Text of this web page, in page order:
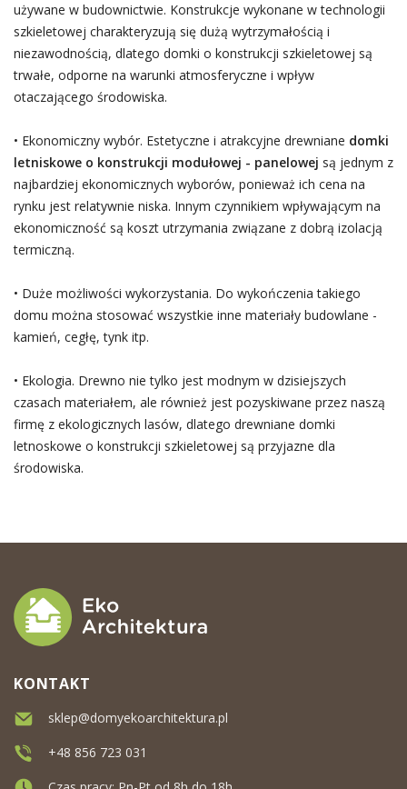
używane w budownictwie. Konstrukcje wykonane w technologii
szkieletowej charakteryzują się dużą wytrzymałością i
niezawodnością, dlatego domki o konstrukcji szkieletowej są
trwałe, odporne na warunki atmosferyczne i wpływ
otaczającego środowiska.
• Ekonomiczny wybór. Estetyczne i atrakcyjne drewniane domki
letniskowe o konstrukcji modułowej - panelowej są jednym z
najbardziej ekonomicznych wyborów, ponieważ ich cena na
rynku jest relatywnie niska. Innym czynnikiem wpływającym na
ekonomiczność są koszt utrzymania związane z dobrą izolacją
termiczną.
• Duże możliwości wykorzystania. Do wykończenia takiego
domu można stosować wszystkie inne materiały budowlane -
kamień, cegłę, tynk itp.
• Ekologia. Drewno nie tylko jest modnym w dzisiejszych
czasach materiałem, ale również jest pozyskiwane przez naszą
firmę z ekologicznych lasów, dlatego drewniane domki
letnoskowe o konstrukcji szkieletowej są przyjazne dla
środowiska.
KONTAKT
sklep@domyekoarchitektura.pl
+48 856 723 031